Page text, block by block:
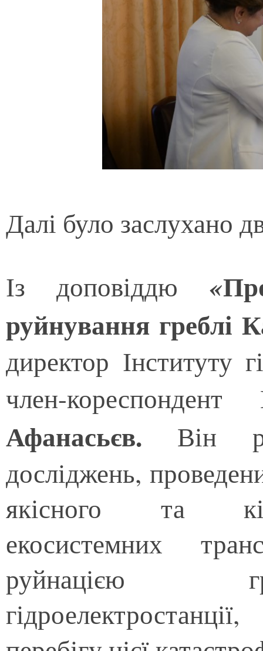
Далі було заслухано
Із доповіддю «
руйнування греблі
директор Інституту
член-
Афанасьєв. Він
досліджень,
якісного та
екосистемних
руйнацією